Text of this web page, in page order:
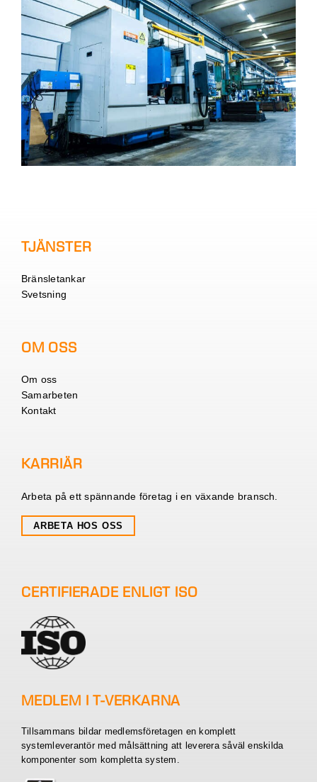
TJÄNSTER
Bränsletankar
Svetsning
OM OSS
Om oss
Samarbeten
Kontakt
KARRIÄR
Arbeta på ett spännande företag i en växande bransch.
ARBETA HOS OSS
CERTIFIERADE ENLIGT ISO
MEDLEM I T-VERKARNA
Tillsammans bildar medlemsföretagen en komplett
systemleverantör med målsättning att leverera såväl enskilda
komponenter som kompletta system.